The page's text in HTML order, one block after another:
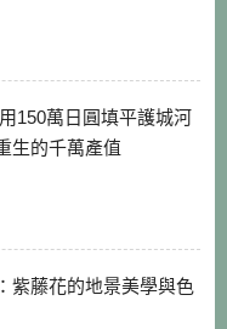
150萬日圓填平護城河
生的千萬產值
紫藤花的地景美學與色